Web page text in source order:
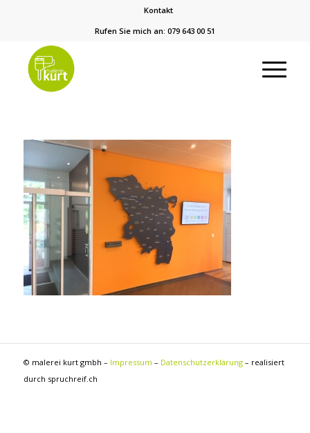
Kontakt
Rufen Sie mich an: 079 643 00 51
© malerei kurt gmbh – Impressum – Datenschutzerklärung– realisiert
durch spruchreif.ch